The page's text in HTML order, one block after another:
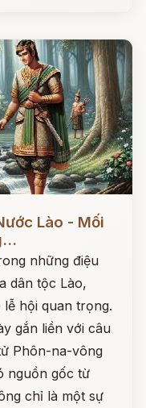
Lào - Mối
những điệu
dân tộc Lào,
hội quan trọng.
gắn liền với câu
Phôn-na-vông
nguồn gốc từ
chỉ là một sự